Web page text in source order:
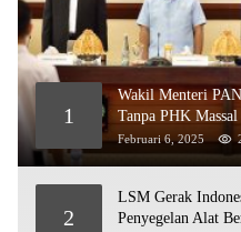
1
Wakil Menteri
Tanpa PHK Massal
Februari 6, 2025
2
LSM Gerak
Penyegelan Alat